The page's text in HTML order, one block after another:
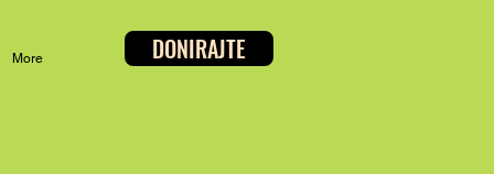
More DONIRAJTE